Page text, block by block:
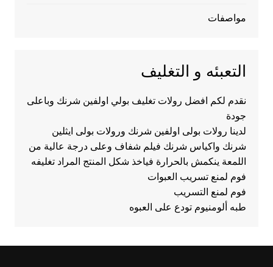
مواصفات
التعبئه و التغليف
نقدم لكم افضل رولات تغليف بولي اولفين شرنك وباعلى
جودة
لدينا رولات بولى اولفين شرنك ورولات بولى ايثلين
شرنك واكياس شرنك فيلم شفاف وعلى درجة عالية من
اللمعة ينكمش بالحرارة فياخذ شكل المنتج المراد تغليفه
فوم لمنع تسريب العبوات
فوم لمنع التسريب
طبه ألومنيوم تودع على العبوه